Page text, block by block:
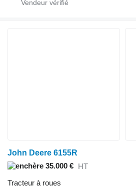
John Deere 6155R
35.000 € HT
Tracteur à roues